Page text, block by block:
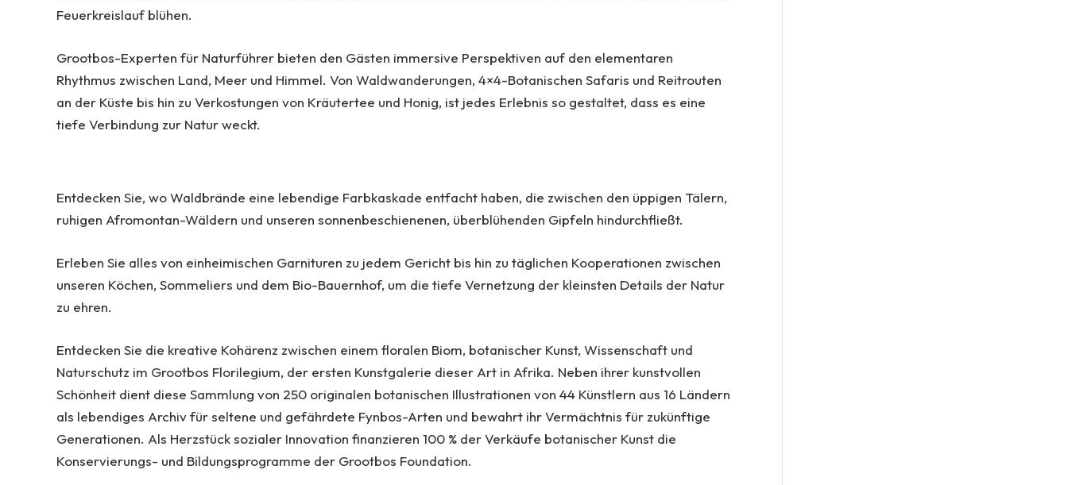
Feuerkreislauf blühen.
Grootbos-Experten für Naturführer bieten den Gästen immersive Perspektiven auf den elementaren
Rhythmus zwischen Land, Meer und Himmel. Von Waldwanderungen, 4×4-Botanischen Safaris und Reitrouten
an der Küste bis hin zu Verkostungen von Kräutertee und Honig, ist jedes Erlebnis so gestaltet, dass es eine
tiefe Verbindung zur Natur weckt.
Entdecken Sie, wo Waldbrände eine lebendige Farbkaskade entfacht haben, die zwischen den üppigen Tälern,
ruhigen Afromontan-Wäldern und unseren sonnenbeschienenen, überblühenden Gipfeln hindurchfließt.
Erleben Sie alles von einheimischen Garnituren zu jedem Gericht bis hin zu täglichen Kooperationen zwischen
unseren Köchen, Sommeliers und dem Bio-Bauernhof, um die tiefe Vernetzung der kleinsten Details der Natur
zu ehren.
Entdecken Sie die kreative Kohärenz zwischen einem floralen Biom, botanischer Kunst, Wissenschaft und
Naturschutz im Grootbos Florilegium, der ersten Kunstgalerie dieser Art in Afrika. Neben ihrer kunstvollen
Schönheit dient diese Sammlung von 250 originalen botanischen Illustrationen von 44 Künstlern aus 16 Ländern
als lebendiges Archiv für seltene und gefährdete Fynbos-Arten und bewahrt ihr Vermächtnis für zukünftige
Generationen. Als Herzstück sozialer Innovation finanzieren 100 % der Verkäufe botanischer Kunst die
Konservierungs- und Bildungsprogramme der Grootbos Foundation.